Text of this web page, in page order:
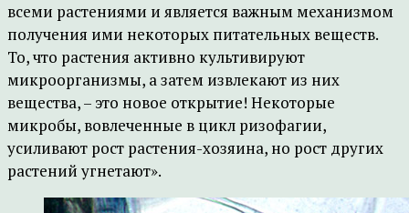
всеми растениями и является важным механизмом
получения ими некоторых питательных веществ.
То, что растения активно культивируют
микроорганизмы, а затем извлекают из них
вещества, – это новое открытие! Некоторые
микробы, вовлеченные в цикл ризофагии,
усиливают рост растения-хозяина, но рост других
растений угнетают».